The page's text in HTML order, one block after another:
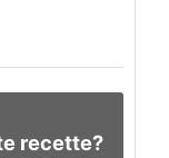
recette?